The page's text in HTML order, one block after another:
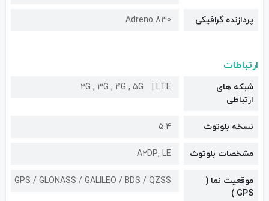
پردازنده گرافیکی Adreno 830
ارتباطات
شبکه های
ارتباطی
2G , 3G , 4G , 5G LTE
نسخه بلوتوث 5.4
مشخصات بلوتوث A۲DP, LE
موقعیت نما (
GPS )
GPS / GLONASS / GALILEO / BDS / QZSS